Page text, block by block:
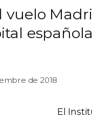
vuelo
de 2018
El